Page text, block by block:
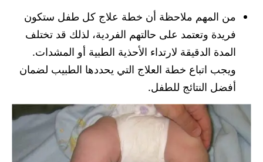
من المهم ملاحظة أن خطة علاج كل طفل ستكون
فريدة وتعتمد على حالتهم الفردية، لذلك قد تختلف
المدة الدقيقة لارتداء الأحذية الطبية أو المشدات.
ويجب اتباع خطة العلاج التي يحددها الطبيب لضمان
أفضل النتائج للطفل.